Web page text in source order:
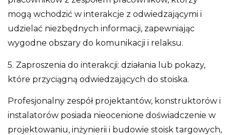
mogą wchodzić w interakcje z odwiedzającymi i
udzielać niezbędnych informacji, zapewniając
wygodne obszary do komunikacji i relaksu.
5. Zaproszenia do interakcji: działania lub pokazy,
które przyciągną odwiedzających do stoiska.
Profesjonalny zespół projektantów, konstruktorów i
instalatorów posiada nieocenione doświadczenie w
projektowaniu, inżynierii i budowie stoisk targowych,